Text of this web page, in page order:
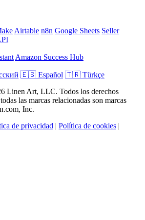
Airtable n8n Google Sheets Seller
Amazon Success Hub
🇪🇸 Español 🇹🇷 Türkçe
Linen Art, LLC. Todos los derechos
las marcas relacionadas son marcas
Inc.
de privacidad | Política de cookies |